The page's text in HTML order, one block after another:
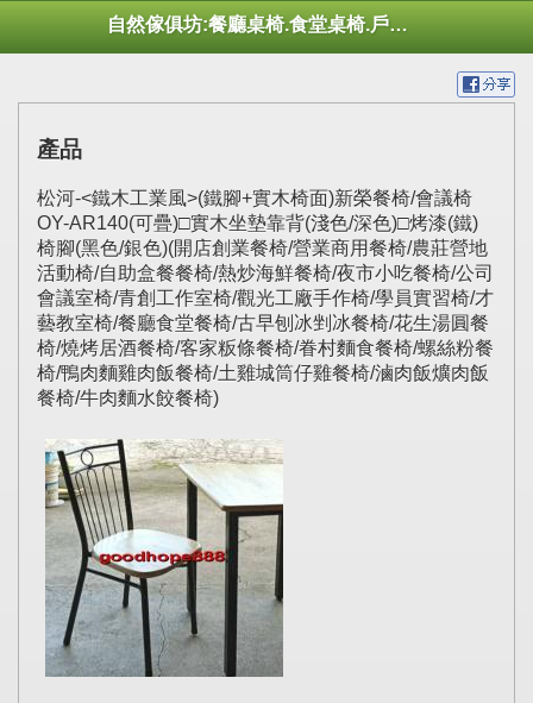
自然傢俱坊:餐廳桌椅.食堂桌椅.戶外桌椅.休閒桌椅.幼托桌椅.庭院市集陽傘
產品
松河-<鐵木工業風>(鐵腳+實木椅面)新榮餐椅/會議椅
OY-AR140(可疊)□實木坐墊靠背(淺色/深色)□烤漆(鐵)
椅腳(黑色/銀色)(開店創業餐椅/營業商用餐椅/農莊營地
活動椅/自助盒餐餐椅/熱炒海鮮餐椅/夜市小吃餐椅/公司
會議室椅/青創工作室椅/觀光工廠手作椅/學員實習椅/才
藝教室椅/餐廳食堂餐椅/古早刨冰剉冰餐椅/花生湯圓餐
椅/燒烤居酒餐椅/客家粄條餐椅/眷村麵食餐椅/螺絲粉餐
椅/鴨肉麵雞肉飯餐椅/土雞城筒仔雞餐椅/滷肉飯爌肉飯
餐椅/牛肉麵水餃餐椅)